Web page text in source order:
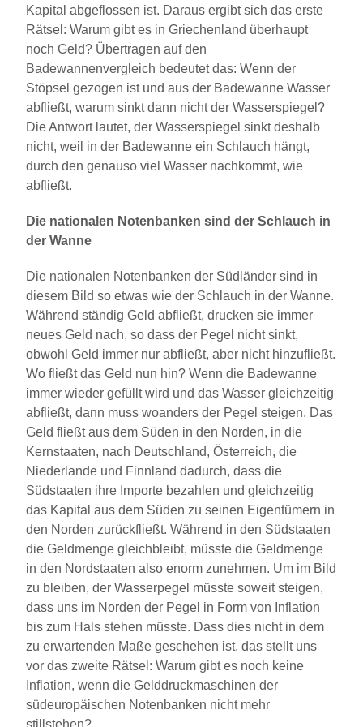
Kapital abgeflossen ist. Daraus ergibt sich das erste
Rätsel: Warum gibt es in Griechenland überhaupt
noch Geld? Übertragen auf den
Badewannenvergleich bedeutet das: Wenn der
Stöpsel gezogen ist und aus der Badewanne Wasser
abfließt, warum sinkt dann nicht der Wasserspiegel?
Die Antwort lautet, der Wasserspiegel sinkt deshalb
nicht, weil in der Badewanne ein Schlauch hängt,
durch den genauso viel Wasser nachkommt, wie
abfließt.
Die nationalen Notenbanken sind der Schlauch in
der Wanne
Die nationalen Notenbanken der Südländer sind in
diesem Bild so etwas wie der Schlauch in der Wanne.
Während ständig Geld abfließt, drucken sie immer
neues Geld nach, so dass der Pegel nicht sinkt,
obwohl Geld immer nur abfließt, aber nicht hinzufließt.
Wo fließt das Geld nun hin? Wenn die Badewanne
immer wieder gefüllt wird und das Wasser gleichzeitig
abfließt, dann muss woanders der Pegel steigen. Das
Geld fließt aus dem Süden in den Norden, in die
Kernstaaten, nach Deutschland, Österreich, die
Niederlande und Finnland dadurch, dass die
Südstaaten ihre Importe bezahlen und gleichzeitig
das Kapital aus dem Süden zu seinen Eigentümern in
den Norden zurückfließt. Während in den Südstaaten
die Geldmenge gleichbleibt, müsste die Geldmenge
in den Nordstaaten also enorm zunehmen. Um im Bild
zu bleiben, der Wasserpegel müsste soweit steigen,
dass uns im Norden der Pegel in Form von Inflation
bis zum Hals stehen müsste. Dass dies nicht in dem
zu erwartenden Maße geschehen ist, das stellt uns
vor das zweite Rätsel: Warum gibt es noch keine
Inflation, wenn die Gelddruckmaschinen der
südeuropäischen Notenbanken nicht mehr